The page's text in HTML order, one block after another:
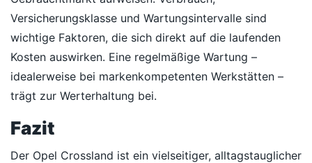
Versicherungsklasse und Wartungsintervalle sind
wichtige Faktoren, die sich direkt auf die laufenden
Kosten auswirken. Eine regelmäßige Wartung –
idealerweise bei markenkompetenten Werkstätten –
trägt zur Werterhaltung bei.
Fazit
Der Opel Crossland ist ein vielseitiger, alltagstauglicher